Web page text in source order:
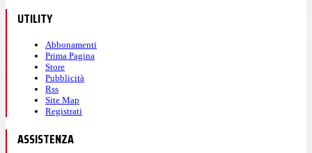
UTILITY
Abbonamenti
Prima Pagina
Store
Pubblicità
Rss
Site Map
Registrati
ASSISTENZA